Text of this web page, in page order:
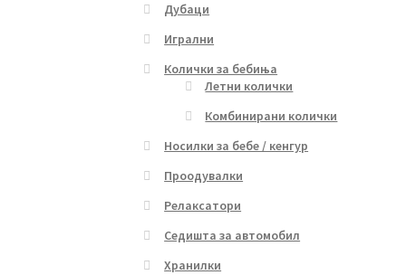
Дубаци
Игрални
Колички за бебиња
Летни колички
Комбинирани колички
Носилки за бебе / кенгур
Проодувалки
Релаксатори
Седишта за автомобил
Хранилки